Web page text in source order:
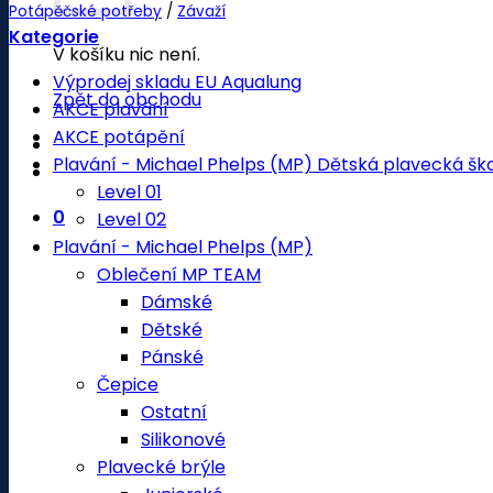
V košíku nic není.
Zpět do obchodu
0
Potápěčské potřeby / Závaží
Kategorie
Výprodej skladu EU Aqualung
AKCE plavání
AKCE potápění
Plavání - Michael Phelps (MP) Dětská plavecká
Level 01
Level 02
Plavání - Michael Phelps (MP)
Oblečení MP TEAM
Dámské
Dětské
Pánské
Čepice
Ostatní
Silikonové
Plavecké brýle